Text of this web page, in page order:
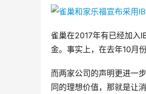
雀巢在2017年有已经加入
金。事实上，在去年10月
而两家公司的声明更进一
同的理想价值，那就是让